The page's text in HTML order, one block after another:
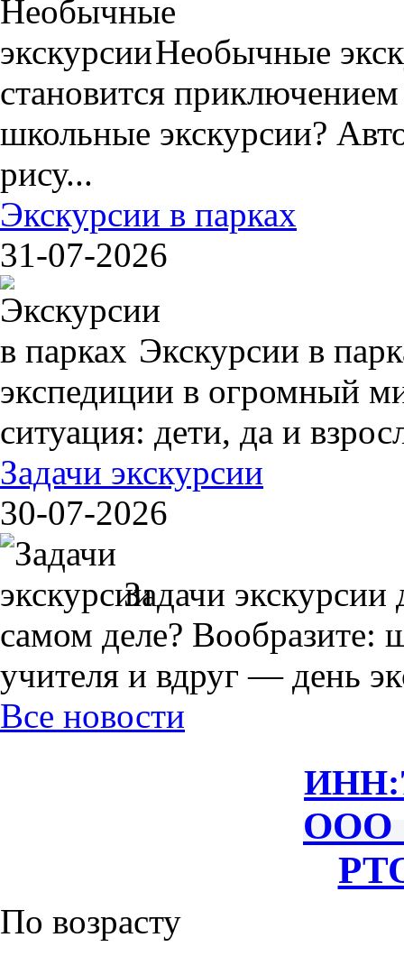
Необычные
становится
школьные экскурсии?
рису...
Экскурсии в парках
31-07-2026
Экскурсии в
экспедиции в огромный
ситуация: дети, да и
Задачи экскурсии
30-07-2026
Задачи
самом деле? Вообразите:
учителя и вдруг — день
Все новости
ИНН:
ООО
По возрасту